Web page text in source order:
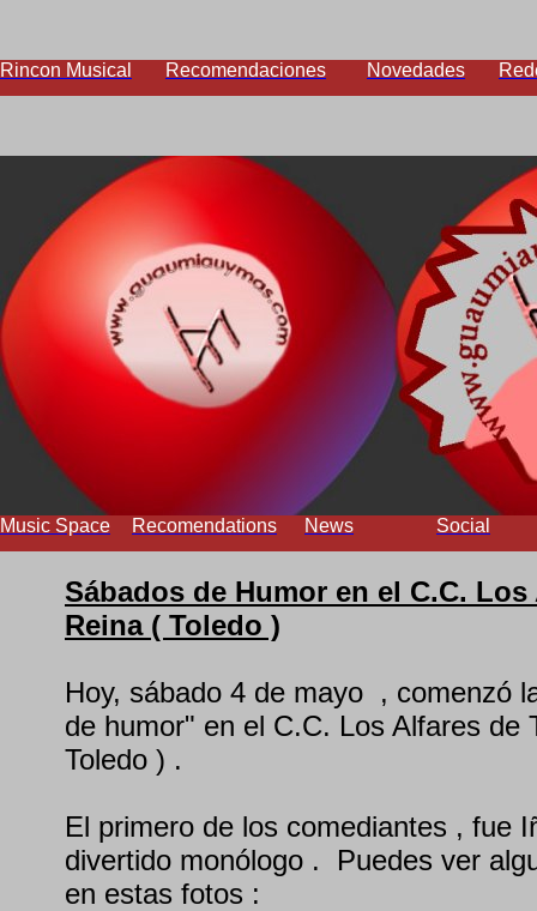
Rincon Musical Recomendaciones Novedades
Music Space Recomendations News Social
Sábados de Humor en el C.C.
Reina ( Toledo )
Hoy, sábado 4 de mayo , comenzó
de humor" en el C.C. Los Alfares de
Toledo ) .
El primero de los comediantes , fue
divertido monólogo . Puedes ver
en estas fotos :